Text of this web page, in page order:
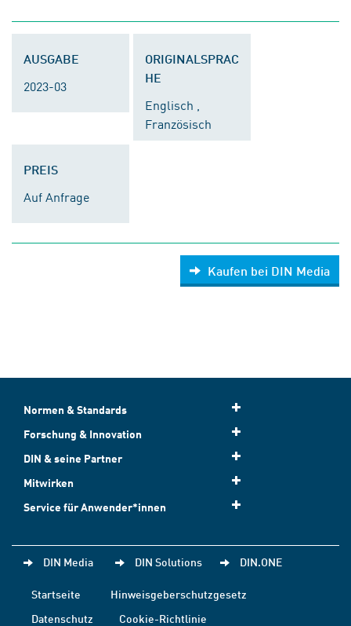
AUSGABE
2023-03
ORIGINALSPRAC
HE
Englisch ,
Französisch
PREIS
Auf Anfrage
Kaufen bei DIN Media
Normen & Standards
Forschung & Innovation
DIN & seine Partner
Mitwirken
Service für Anwender*innen
DIN Media DIN Solutions DIN.ONE
Startseite
Hinweisgeberschutzgesetz
Datenschutz
Cookie-Richtlinie